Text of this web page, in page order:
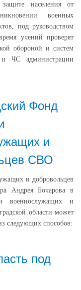
населения от
военных
под руководством
учений проверят
обороной и систем
ЧС администрации
Фонд
и
СВО
и добровольцев
Андрея Бочарова в
военнослужащих и
области может
следующих способов:
под